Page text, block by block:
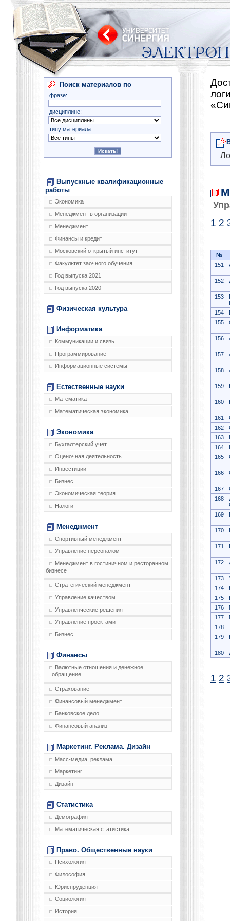
Поиск материалов по
фразе:
дисциплине:
типу материала:
Выпускные квалификационные
работы
Экономика
Менеджмент в организации
Менеджмент
Финансы и кредит
Московский открытый институт
Факультет заочного обучения
Год выпуска 2021
Год выпуска 2020
Физическая культура
Информатика
Коммуникации и связь
Программирование
Информационные системы
Естественные науки
Математика
Математическая экономика
Экономика
Бухгалтерский учет
Оценочная деятельность
Инвестиции
Бизнес
Экономическая теория
Налоги
Менеджмент
Спортивный менеджмент
Управление персоналом
Менеджмент в гостиничном и ресторанном
бизнесе
Стратегический менеджмент
Управление качеством
Управленческие решения
Управление проектами
Бизнес
Финансы
Валютные отношения и денежное
обращение
Страхование
Финансовый менеджмент
Банковское дело
Финансовый анализ
Маркетинг. Реклама. Дизайн
Масс-медиа, реклама
Маркетинг
Дизайн
Статистика
Демография
Математическая статистика
Право. Общественные науки
Психология
Философия
Юриспруденция
Социология
История
1 2
№
151
152
153
154
155
156
157
158
159
160
161
162
163
164
165
166
167
168
169
170
171
172
173
174
175
176
177
178
179
180
1 2